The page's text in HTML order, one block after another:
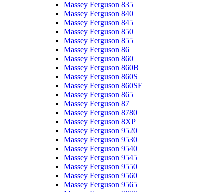
Massey Ferguson 835
Massey Ferguson 840
Massey Ferguson 845
Massey Ferguson 850
Massey Ferguson 855
Massey Ferguson 86
Massey Ferguson 860
Massey Ferguson 860B
Massey Ferguson 860S
Massey Ferguson 860SE
Massey Ferguson 865
Massey Ferguson 87
Massey Ferguson 8780
Massey Ferguson 8XP
Massey Ferguson 9520
Massey Ferguson 9530
Massey Ferguson 9540
Massey Ferguson 9545
Massey Ferguson 9550
Massey Ferguson 9560
Massey Ferguson 9565